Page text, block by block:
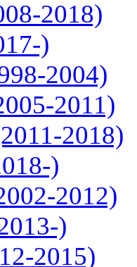
2018)
)
2004)
2011)
2018)
)
2012)
)
2015)